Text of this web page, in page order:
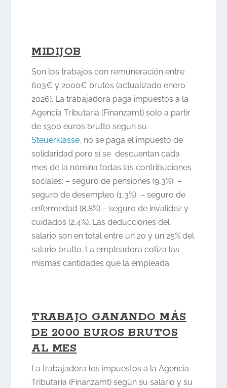
MIDIJOB
Son los trabajos con remuneración entre
603€ y 2000€ brutos (actualizado enero
2026). La trabajadora paga impuestos a la
Agencia Tributaria (Finanzamt) solo a partir
de 1300 euros brutto segun su
Steuerklasse, no se paga el impuesto de
solidaridad pero sí se descuentan cada
mes de la nómina todas las contribuciones
sociales: – seguro de pensiones (9,3%) –
seguro de desempleo (1,3%) – seguro de
enfermedad (8,8%) – seguro de invalidez y
cuidados (2,4%). Las deducciones del
salario son en total entre un 20 y un 25% del
salario brutto. La empleadora cotiza las
mismas cantidades que la empleada.
TRABAJO GANANDO MÁS
DE 2000 EUROS BRUTOS
AL MES
La trabajadora los impuestos a la Agencia
Tributaria (Finanzamt) según su salario y su